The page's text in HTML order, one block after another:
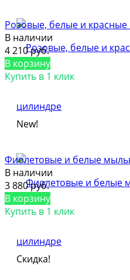
Розовые, белые и
В наличии
4 210 руб.
В корзину
Купить в 1 клик
New!
Фиолетовые и белые
В наличии
3 880 руб.
В корзину
Купить в 1 клик
Скидка!